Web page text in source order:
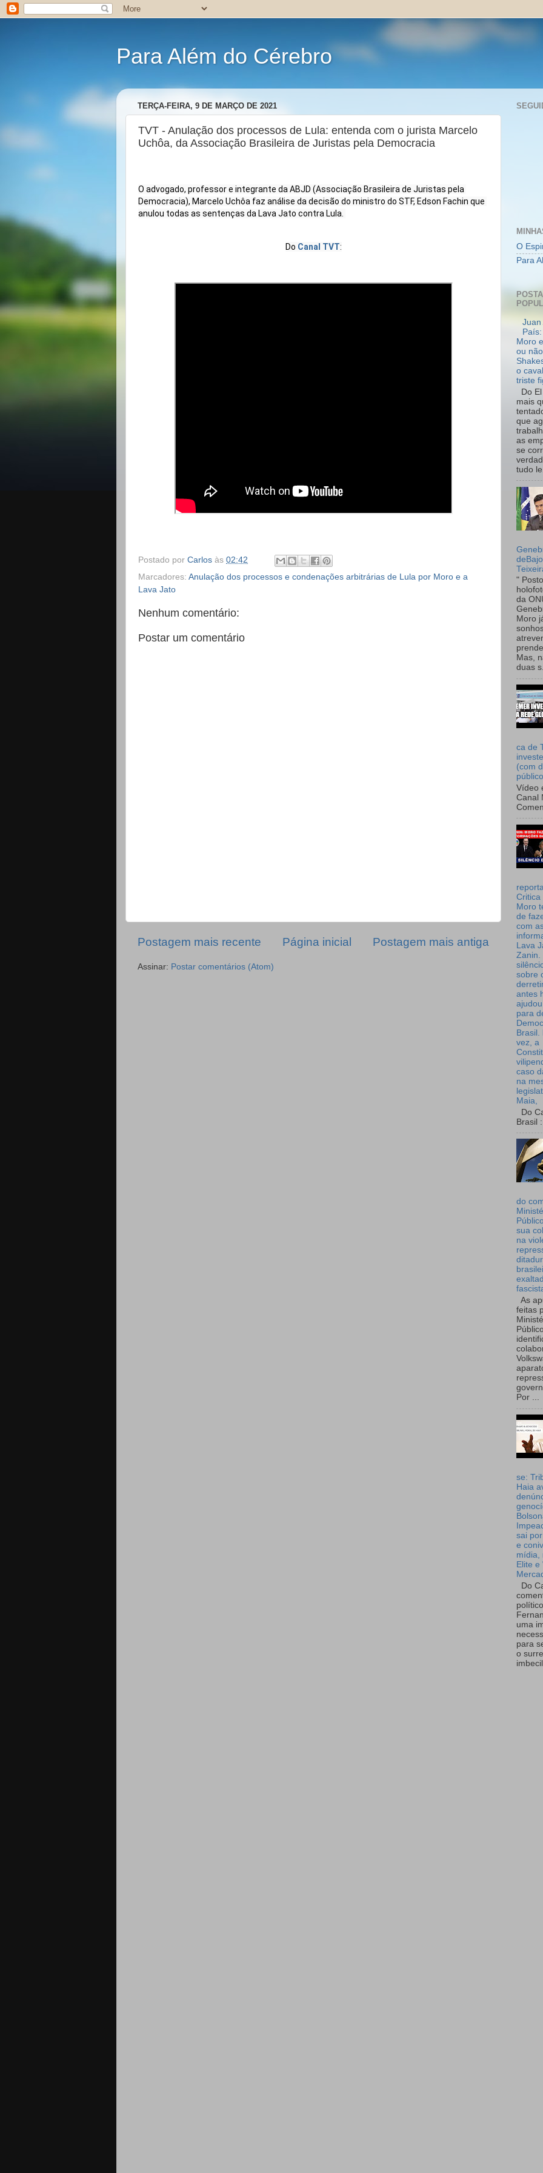
Para Além do Cérebro
TERÇA-FEIRA, 9 DE MARÇO DE 2021
TVT - Anulação dos processos de Lula: entenda com o jurista Marcelo
Uchôa, da Associação Brasileira de Juristas pela Democracia
O advogado, professor e integrante da ABJD (Associação Brasileira de Juristas pela
Democracia), Marcelo Uchôa faz análise da decisão do ministro do STF, Edson Fachin que
anulou todas as sentenças da Lava Jato contra Lula.
Do Canal TVT:
Postado por Carlos às 02:42
Marcadores: Anulação dos processos e condenações arbitrárias de Lula por Moro e a
Lava Jato
Nenhum comentário:
Postar um comentário
Postagem mais recente Postagem mais antiga
Página inicial
Assinar: Postar comentários (Atom)
O
Para
Juan
Moro
ou
o
triste
Do
mais
que
as
se
tudo
"
da
Moro
Mas,
duas
ca de
(com
Vídeo
Canal
Critica
Moro
de
com
Lava
Zanin.
sobre
antes
para
Brasil.
vez, a
caso
na
Maia,
Do
Brasil :
do
sua
na
As
feitas
Por ...
se:
Haia
sai
e
mídia,
Elite e
Do
uma
para
o